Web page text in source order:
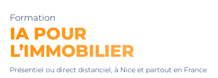
Formation
IA POUR
L’IMMOBILIER
Présentiel ou direct distanciel, à Nice et partout en France